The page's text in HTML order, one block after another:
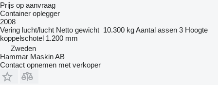
Prijs op aanvraag
Container oplegger
2008
Vering lucht/lucht Netto gewicht 10.300 kgAantal assen 3 Hoogte
koppelschotel 1.200 mm
Zweden
Hammar Maskin AB
Contact opnemen met verkoper